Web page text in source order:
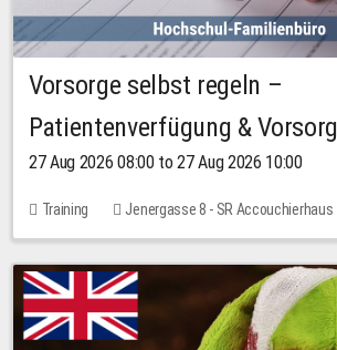
Vorsorge selbst regeln –
Patientenverfügung &
27 Aug 2026 08:00 to 27 Aug 2026 10:00
Training
Jenergasse 8 - SR Accouchierhaus
No free places